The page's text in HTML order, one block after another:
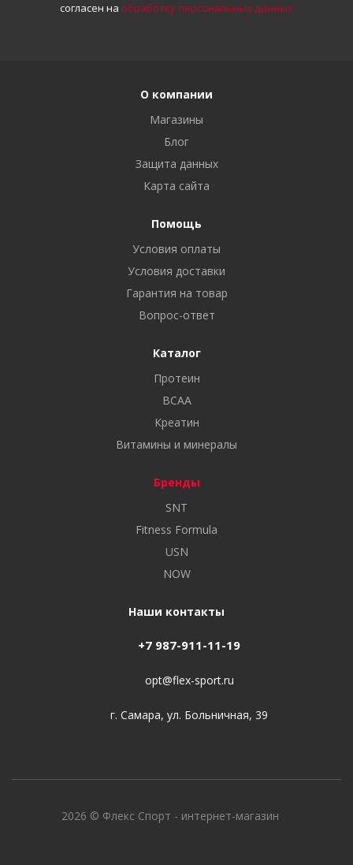
согласен на обработку персональных данных
О компании
Магазины
Блог
Защита данных
Карта сайта
Помощь
Условия оплаты
Условия доставки
Гарантия на товар
Вопрос-ответ
Каталог
Протеин
BCAA
Креатин
Витамины и минералы
Бренды
SNT
Fitness Formula
USN
NOW
Наши контакты
+7 987-911-11-19
opt@flex-sport.ru
г. Самара, ул. Больничная, 39
2026 © Флекс Спорт - интернет-магазин